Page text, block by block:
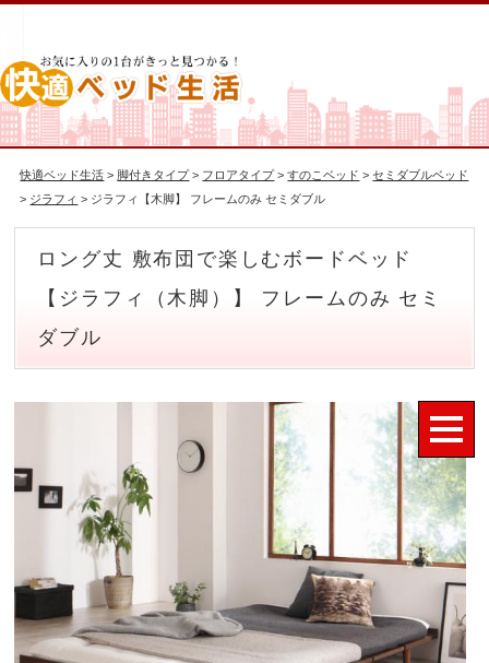
快適ベッド生活 > 脚付きタイプ > フロアタイプ >すのこベッド >セミダブルベッド
> ジラフィ > ジラフィ【木脚】 フレームのみ セミダブル
ロング丈 敷布団で楽しむボードベッド
【ジラフィ（木脚）】 フレームのみ セミ
ダブル